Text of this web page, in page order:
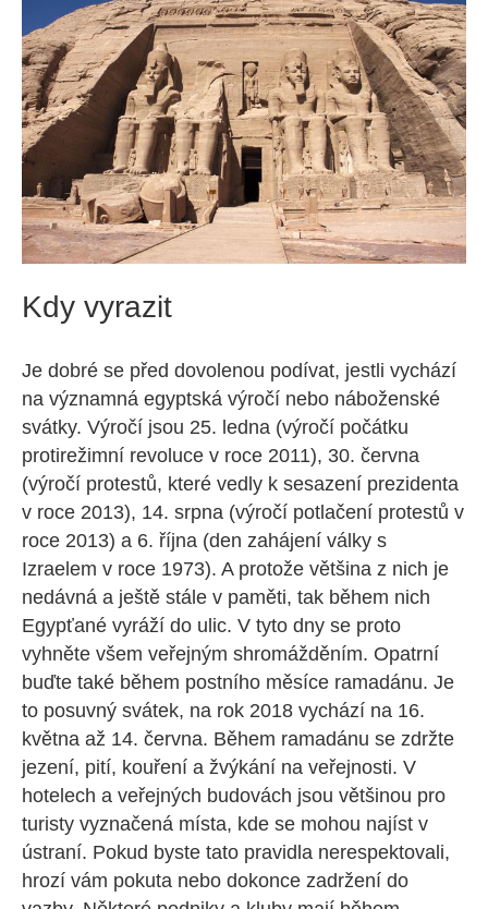
Kdy vyrazit
Je dobré se před dovolenou podívat, jestli vychází
na významná egyptská výročí nebo náboženské
svátky. Výročí jsou 25. ledna (výročí počátku
protirežimní revoluce v roce 2011), 30. června
(výročí protestů, které vedly k sesazení prezidenta
v roce 2013), 14. srpna (výročí potlačení protestů v
roce 2013) a 6. října (den zahájení války s
Izraelem v roce 1973). A protože většina z nich je
nedávná a ještě stále v paměti, tak během nich
Egypťané vyráží do ulic. V tyto dny se proto
vyhněte všem veřejným shromážděním. Opatrní
buďte také během postního měsíce ramadánu. Je
to posuvný svátek, na rok 2018 vychází na 16.
května až 14. června. Během ramadánu se zdržte
jezení, pití, kouření a žvýkání na veřejnosti. V
hotelech a veřejných budovách jsou většinou pro
turisty vyznačená místa, kde se mohou najíst v
ústraní. Pokud byste tato pravidla nerespektovali,
hrozí vám pokuta nebo dokonce zadržení do